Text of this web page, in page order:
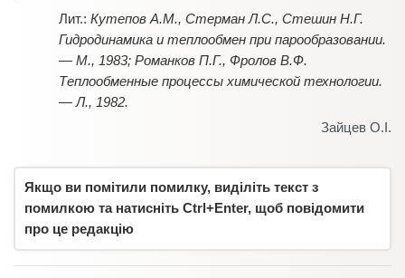
Кутепов А.М., Стерман Л.С., Стешин Н.Г.
Гидродинамика и теплообмен при парообразовании.
— М., 1983; Романков П.Г., Фролов В.Ф.
Теплообменные процессы химической технологии.
— Л., 1982.
Зайцев О.І.
Якщо ви помітили помилку, виділіть текст з
помилкою та натисніть Ctrl+Enter, щоб повідомити
про це редакцію